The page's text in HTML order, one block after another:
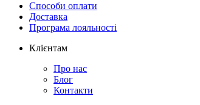
Способи оплати
Доставка
Програма лояльності
Клієнтам
Про нас
Блог
Контакти